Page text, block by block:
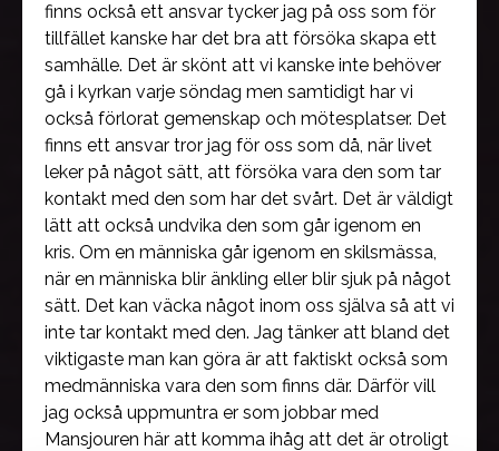
finns också ett ansvar tycker jag på oss som för
tillfället kanske har det bra att försöka skapa ett
samhälle. Det är skönt att vi kanske inte behöver
gå i kyrkan varje söndag men samtidigt har vi
också förlorat gemenskap och mötesplatser. Det
finns ett ansvar tror jag för oss som då, när livet
leker på något sätt, att försöka vara den som tar
kontakt med den som har det svårt. Det är väldigt
lätt att också undvika den som går igenom en
kris. Om en människa går igenom en skilsmässa,
när en människa blir änkling eller blir sjuk på något
sätt. Det kan väcka något inom oss själva så att vi
inte tar kontakt med den. Jag tänker att bland det
viktigaste man kan göra är att faktiskt också som
medmänniska vara den som finns där. Därför vill
jag också uppmuntra er som jobbar med
Mansjouren här att komma ihåg att det är otroligt